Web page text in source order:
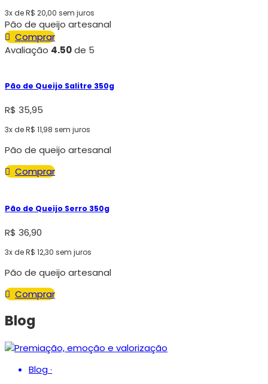
3x deR$ 20,00 sem juros
Pão de queijo artesanal
Comprar
Avaliação 4.50de 5
Pão de Queijo Salitre 350g
R$ 35,95
3x deR$ 11,98 sem juros
Pão de queijo artesanal
Comprar
Pão de Queijo Serro 350g
R$ 36,90
3x deR$ 12,30 sem juros
Pão de queijo artesanal
Comprar
Blog
Blog·